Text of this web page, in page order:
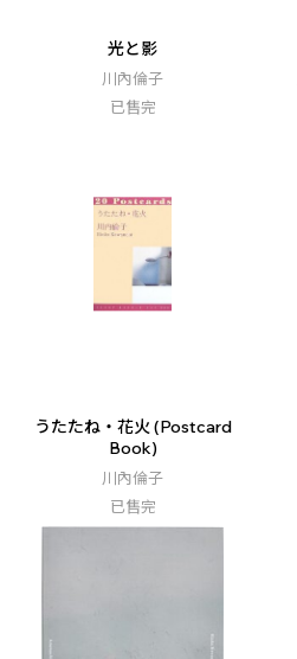
光と影
川內倫子
已售完
うたたね・花火 (Postcard
Book)
川內倫子
已售完